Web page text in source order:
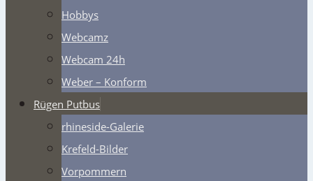
Hobbys
Webcamz
Webcam 24h
Weber – Konform
Rügen Putbus
rhineside-Galerie
Krefeld-Bilder
Vorpommern